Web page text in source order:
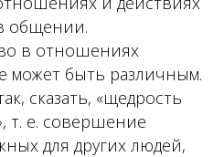
общении.
в отношениях
может быть различным.
сказать, «щедрость
т. е. совершение
для других людей,